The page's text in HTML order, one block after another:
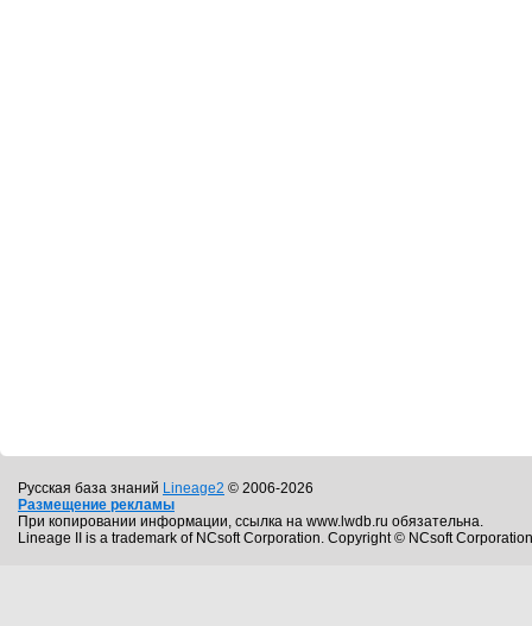
Русская база знаний Lineage2 © 2006-2026
Размещение рекламы
При копировании информации, ссылка на www.lwdb.ru обязательна.
Lineage II is a trademark of NCsoft Corporation. Copyright © NCsoft